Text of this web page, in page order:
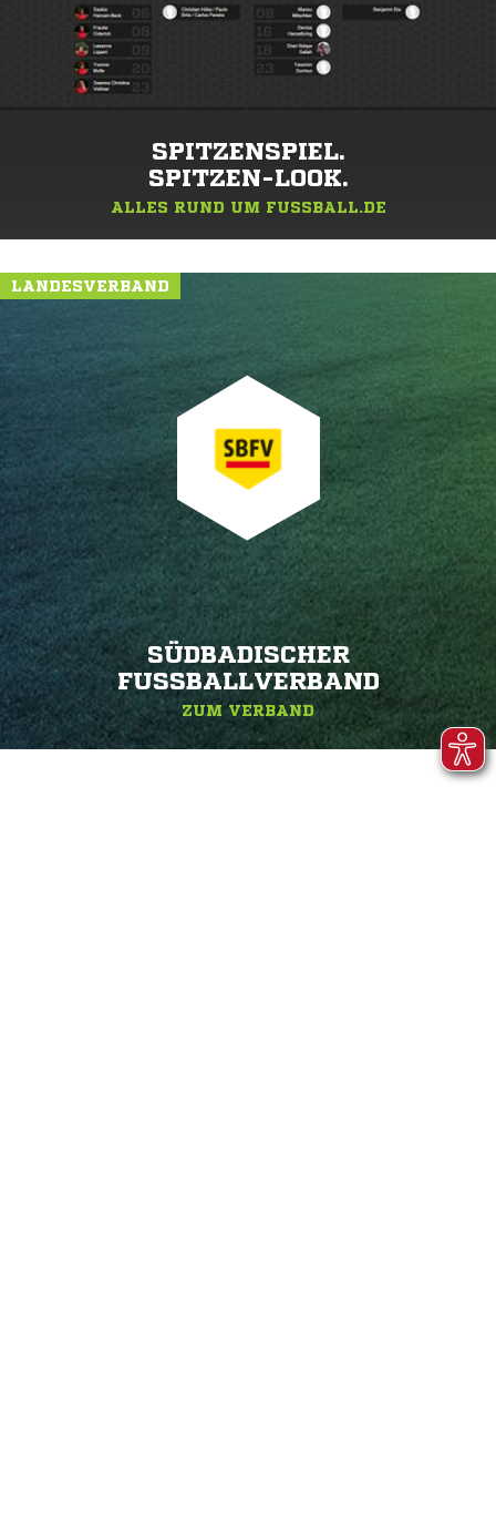
SPITZENSPIEL.
SPITZEN-LOOK.
ALLES RUND UM FUSSBALL.DE
LANDESVERBAND
SÜDBADISCHER
FUSSBALLVERBAND
ZUM VERBAND